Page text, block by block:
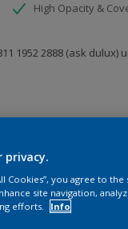
High Opacity &
1952 2888 (ask dulux)
privacy.
Cookies”, you agree to
site navigation,
efforts.
Info